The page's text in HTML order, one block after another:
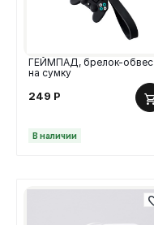
ГЕЙМПАД, брелок-обвес
на сумку
249 Р
В наличии